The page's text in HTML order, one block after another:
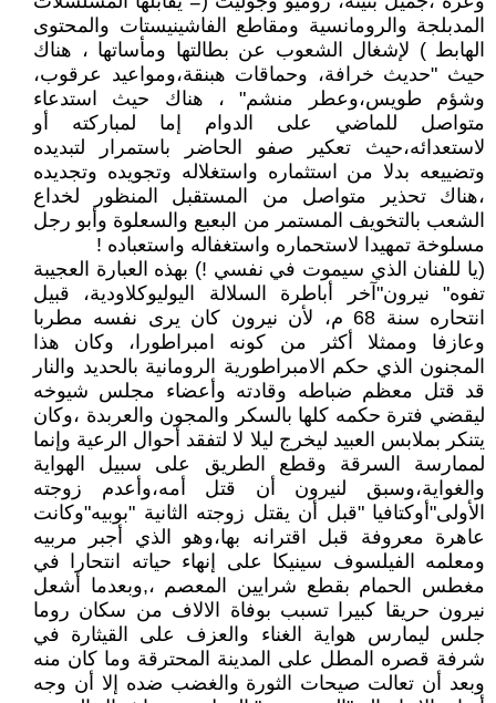
المدبلجة والرومانسية ومقاطع الفاشينيستات والمحتوى
الهابط ) لإشغال الشعوب عن بطالتها ومأساتها ، هناك
حيث "حديث خرافة، وحماقات هبنقة،ومواعيد عرقوب،
وشؤم طويس،وعطر منشم" ، هناك حيث استدعاء
متواصل للماضي على الدوام إما لمباركته أو
لاستعدائه،حيث تعكير صفو الحاضر باستمرار لتبديده
وتضييعه بدلا من استثماره واستغلاله وتجويده وتجديده
،هناك تحذير متواصل من المستقبل المنظور لخداع
الشعب بالتخويف المستمر من البعبع والسعلوة وأبو رجل
مسلوخة تمهيدا لاستحماره واستغفاله واستعباده !
(يا للفنان الذي سيموت في نفسي !) بهذه العبارة العجيبة
تفوه" نيرون"آخر أباطرة السلالة اليوليوكلاودية، قبيل
انتحاره سنة 68 م، لأن نيرون كان يرى نفسه مطربا
وعازفا وممثلا أكثر من كونه امبراطورا، وكان هذا
المجنون الذي حكم الامبراطورية الرومانية بالحديد والنار
قد قتل معظم ضباطه وقادته وأعضاء مجلس شيوخه
ليقضي فترة حكمه كلها بالسكر والمجون والعربدة ،وكان
يتنكر بملابس العبيد ليخرج ليلا لا لتفقد أحوال الرعية وإنما
لممارسة السرقة وقطع الطريق على سبيل الهواية
والغواية،وسبق لنيرون أن قتل أمه،وأعدم زوجته
الأولى"أوكتافيا "قبل أن يقتل زوجته الثانية "بوبيه"وكانت
عاهرة معروفة قبل اقترانه بها،وهو الذي أجبر مربيه
ومعلمه الفيلسوف سينيكا على إنهاء حياته انتحارا في
مغطس الحمام بقطع شرايين المعصم ،,وبعدما أشعل
نيرون حريقا كبيرا تسبب بوفاة الالاف من سكان روما
جلس ليمارس هواية الغناء والعزف على القيثارة في
شرفة قصره المطل على المدينة المحترقة وما كان منه
وبعد أن تعالت صيحات الثورة والغضب ضده إلا أن وجه